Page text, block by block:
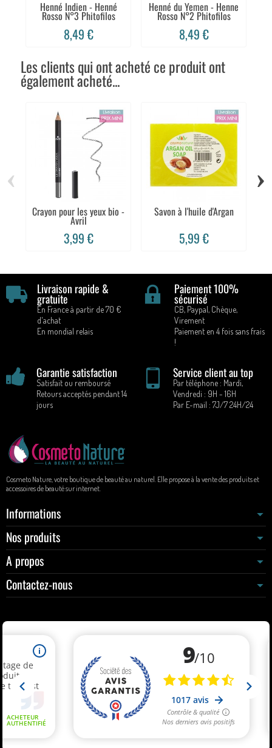
Henné Indien - Henné
Rosso N°3 Phitofilos
8,49 €
Henné du Yemen - Henne
Rosso N°2 Phitofilos
8,49 €
Les clients qui ont acheté ce produit ont
également acheté...
Crayon pour les yeux bio -
Avril
3,99 €
Savon à l'huile d'Argan
5,99 €
‹ ›
Livraison rapide &
gratuite
En France à partir de 70 €
d'achat
En mondial relais
Paiement 100%
sécurisé
CB, Paypal, Chèque,
Virement
Paiement en 4 fois sans frais
!
Garantie satisfaction
Satisfait ou remboursé
Retours acceptés pendant 14
jours
Service client au top
Par téléphone : Mardi,
Vendredi : 9H - 16H
Par E-mail : 7J/7 24H/24
Cosmeto Nature, votre boutique de beauté au naturel. Elle propose à la vente des produits et
accessoires de beauté sur internet.
Informations
Nos produits
A propos
Contactez-nous